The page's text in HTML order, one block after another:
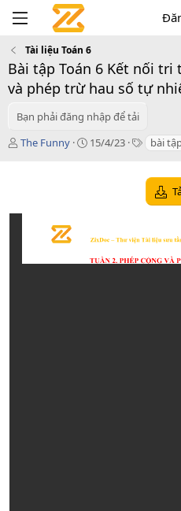
Tài liệu Toán 6
Bài tập Toán 6 Kết nối tri
và phép trừ hau số tự
Bạn phải đăng nhập để tải
T
ả
The Funny
C
n
15/4/23
T
s
bài